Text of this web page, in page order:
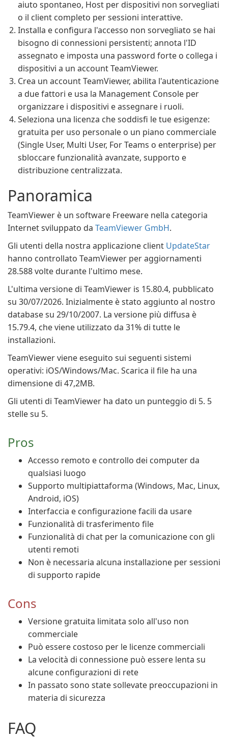
aiuto spontaneo, Host per dispositivi non sorvegliati
o il client completo per sessioni interattive.
Installa e configura l'accesso non sorvegliato se hai
bisogno di connessioni persistenti; annota l'ID
assegnato e imposta una password forte o collega i
dispositivi a un account TeamViewer.
Crea un account TeamViewer, abilita l'autenticazione
a due fattori e usa la Management Console per
organizzare i dispositivi e assegnare i ruoli.
Seleziona una licenza che soddisfi le tue esigenze:
gratuita per uso personale o un piano commerciale
(Single User, Multi User, For Teams o enterprise) per
sbloccare funzionalità avanzate, supporto e
distribuzione centralizzata.
Panoramica
TeamViewer è un software Freeware nella categoria
Internet sviluppato da TeamViewer GmbH.
Gli utenti della nostra applicazione client UpdateStar
hanno controllato TeamViewer per aggiornamenti
28.588 volte durante l'ultimo mese.
L'ultima versione di TeamViewer is 15.80.4, pubblicato
su 30/07/2026. Inizialmente è stato aggiunto al nostro
database su 29/10/2007. La versione più diffusa è
15.79.4, che viene utilizzato da 31% di tutte le
installazioni.
TeamViewer viene eseguito sui seguenti sistemi
operativi: iOS/Windows/Mac. Scarica il file ha una
dimensione di 47,2MB.
Gli utenti di TeamViewer ha dato un punteggio di 5. 5
stelle su 5.
Pros
Accesso remoto e controllo dei computer da
qualsiasi luogo
Supporto multipiattaforma (Windows, Mac, Linux,
Android, iOS)
Interfaccia e configurazione facili da usare
Funzionalità di trasferimento file
Funzionalità di chat per la comunicazione con gli
utenti remoti
Non è necessaria alcuna installazione per sessioni
di supporto rapide
Cons
Versione gratuita limitata solo all'uso non
commerciale
Può essere costoso per le licenze commerciali
La velocità di connessione può essere lenta su
alcune configurazioni di rete
In passato sono state sollevate preoccupazioni in
materia di sicurezza
FAQ